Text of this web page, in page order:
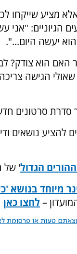
מציע שייקחו
הגיוניים: "אני
יעשה היום...".
האם הוא צודק?
הגישה צריכה
סדרת סרטונים
להציע נושאים
הגדול' של
מיוחד
–לחצו כאן
טעות או פרסומת לא